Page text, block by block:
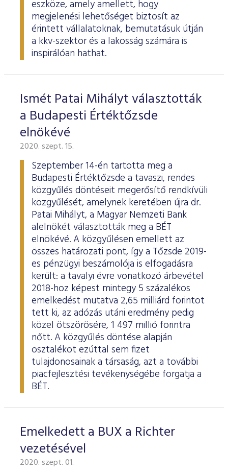
eszköze, amely amellett, hogy
megjelenési lehetőséget biztosít az
érintett vállalatoknak, bemutatásuk útján
a kkv-szektor és a lakosság számára is
inspirálóan hathat.
Ismét Patai Mihályt választották
a Budapesti Értéktőzsde
elnökévé
2020. szept. 15.
Szeptember 14-én tartotta meg a
Budapesti Értéktőzsde a tavaszi, rendes
közgyűlés döntéseit megerősítő rendkívüli
közgyűlését, amelynek keretében újra dr.
Patai Mihályt, a Magyar Nemzeti Bank
alelnökét választották meg a BÉT
elnökévé. A közgyűlésen emellett az
összes határozati pont, így a Tőzsde 2019-
es pénzügyi beszámolója is elfogadásra
került: a tavalyi évre vonatkozó árbevétel
2018-hoz képest mintegy 5 százalékos
emelkedést mutatva 2,65 milliárd forintot
tett ki, az adózás utáni eredmény pedig
közel ötszörösére, 1 497 millió forintra
nőtt. A közgyűlés döntése alapján
osztalékot ezúttal sem fizet
tulajdonosainak a társaság, azt a további
piacfejlesztési tevékenységébe forgatja a
BÉT.
Emelkedett a BUX a Richter
vezetésével
2020. szept. 01.